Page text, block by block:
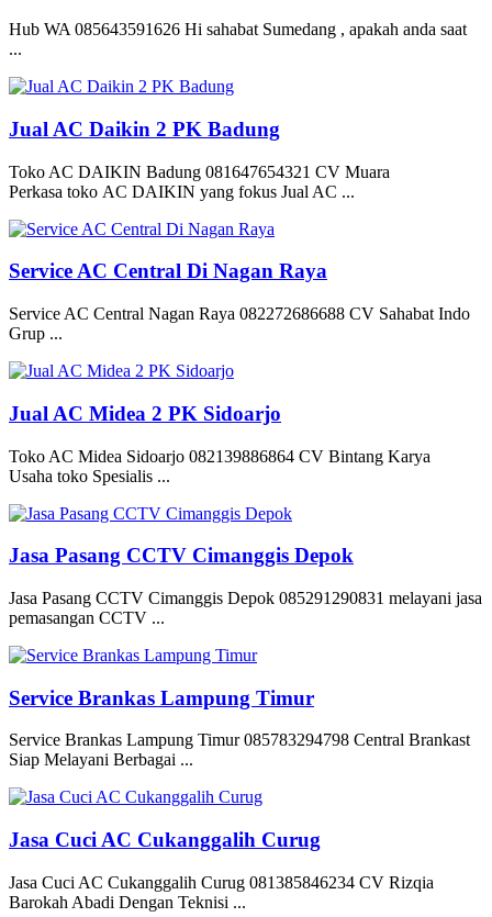
Hub WA 085643591626 Hi sahabat Sumedang , apakah anda saat
...
Jual AC Daikin 2 PK Badung
Toko AC DAIKIN Badung 081647654321 CV Muara
Perkasa toko AC DAIKIN yang fokus Jual AC ...
Service AC Central Di Nagan Raya
Service AC Central Nagan Raya 082272686688 CV Sahabat Indo
Grup ...
Jual AC Midea 2 PK Sidoarjo
Toko AC Midea Sidoarjo 082139886864 CV Bintang Karya
Usaha toko Spesialis ...
Jasa Pasang CCTV Cimanggis Depok
Jasa Pasang CCTV Cimanggis Depok 085291290831 melayani jasa
pemasangan CCTV ...
Service Brankas Lampung Timur
Service Brankas Lampung Timur 085783294798 Central Brankast
Siap Melayani Berbagai ...
Jasa Cuci AC Cukanggalih Curug
Jasa Cuci AC Cukanggalih Curug 081385846234 CV Rizqia
Barokah Abadi Dengan Teknisi ...